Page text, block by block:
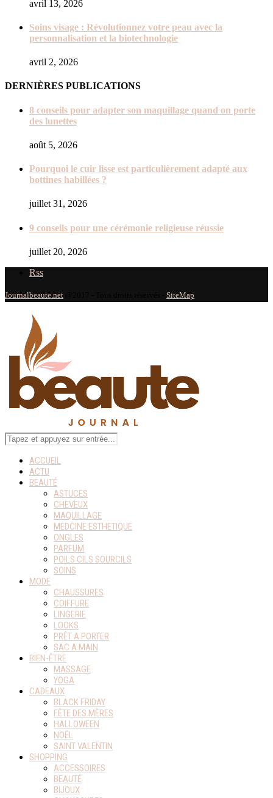
avril 13, 2026
Soins visage : Révolutionnez votre peau avec la
personnalisation et la biotechnologie
avril 2, 2026
DERNIÈRES PUBLICATIONS
8 conseils pour adapter son maquillage quand on porte
des lunettes
août 5, 2026
Pourquoi le cuir lisse est particulièrement adapté aux
bottines habillées ?
juillet 31, 2026
9 conseils pour une cérémonie religieuse réussie
juillet 20, 2026
Rss
Journalbeaute.net SiteMap
ACCUEIL
ACTU
BEAUTÉ
ASTUCES
CHEVEUX
MAQUILLAGE
MEDCINE ESTHETIQUE
ONGLES
PARFUM
POILS CILS SOURCILS
SOINS
MODE
CHAUSSURES
COIFFURE
LINGERIE
LOOKS
PRÊT A PORTER
SAC A MAIN
BIEN-ÊTRE
MASSAGE
YOGA
CADEAUX
BLACK FRIDAY
FÊTE DES MÈRES
HALLOWEEN
NOËL
SAINT VALENTIN
SHOPPING
ACCESSOIRES
BEAUTÉ
BIJOUX